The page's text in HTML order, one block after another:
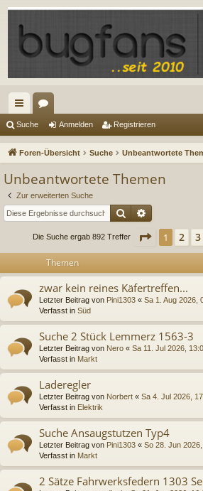
ch
ne
riff
en
Suche Anmelden Registrieren
Foren-Übersicht Suche Unbeantwortete
Unbeantwortete Themen
Zur erweiterten Suche
Suche
Die Suche ergab 892 Treffer Seite 1 von
1 2 3
Themen
zwar kein reines Käfertreffen...
Letzter Beitrag von Pini1303 « Sa 1. Aug 2026,
Verfasst in Süd
Suche 2 Stück Lemmerz 1563-3
Letzter Beitrag von Nero « Sa 11. Jul 2026,
Verfasst in Markt
Laderegler
Letzter Beitrag von Norbert « Sa 4. Jul 2026,
Verfasst in Elektrik
Suche Ansaugstutzen Typ4
Letzter Beitrag von Pini1303 « So 28. Jun
Verfasst in Markt
2 Sätze Fahrwerksfedern 1303